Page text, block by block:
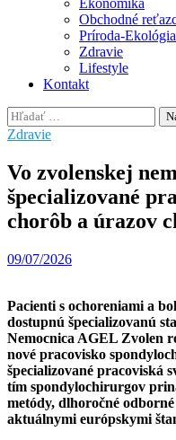
Ekonomika
Obchodné
Príroda-Ekológia
Zdravie
Lifestyle
Kontakt
Hľadať:
Zdravie
Vo zvolenskej
špecializované
chorôb a úrazov
09/07/2026
Pacienti s ochoreniami a
dostupnú špecializovanú
Nemocnica AGEL Zvolen
nové pracovisko
špecializované pracoviská
tím spondylochirurgov
metódy, dlhoročné
aktuálnymi európskymi